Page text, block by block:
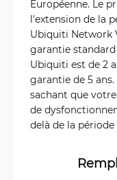
Européenne. Le
l'extension de la
Ubiquiti Network
garantie
Ubiquiti est de 2
garantie de 5
sachant que
de
delà de la